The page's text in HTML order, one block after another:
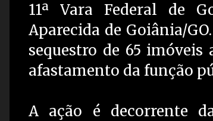
11ª Vara Federal de
Aparecida de Goiânia/
sequestro de 65
afastamento da função
A ação é decorrente